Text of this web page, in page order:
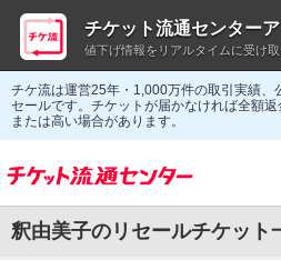
チケ流は運営25年・1,000万件の取引実績、
セールです。チケットが届かなければ全額
または高い場合があります。
釈由美子のリセールチケット
チケット流通センター
値下げ情報をリアルタイムに受け取